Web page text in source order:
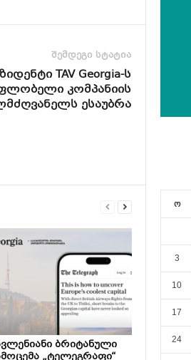
შემდეგი სტატია
TAV Georgia-ს
კომპანიის
ესაუბრა
ბრიტანული
„ტელეგრაფი“
ო
3
10
17
24